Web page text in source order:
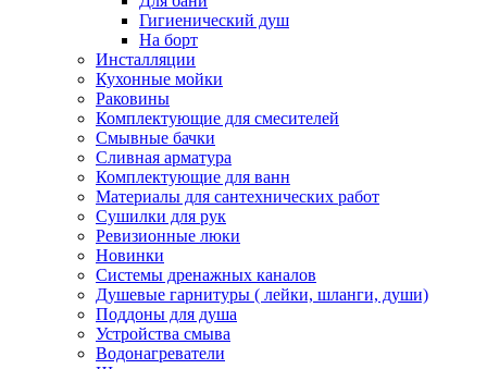
Гигиенический душ
На борт
Инсталляции
Кухонные мойки
Раковины
Комплектующие для смесителей
Смывные бачки
Сливная арматура
Комплектующие для ванн
Материалы для сантехнических работ
Сушилки для рук
Ревизионные люки
Новинки
Системы дренажных каналов
Душевые гарнитуры ( лейки, шланги, души)
Поддоны для душа
Устройства смыва
Водонагреватели